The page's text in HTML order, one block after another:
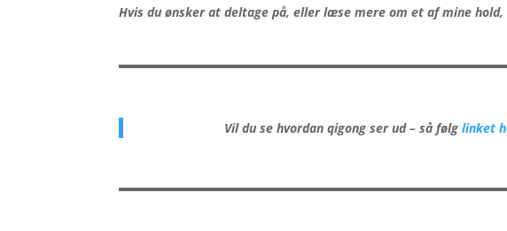
Hvis du ønsker at deltage på, eller læse mere om et af mine hold,
Vil du se hvordan qigong ser ud – så følg linket h